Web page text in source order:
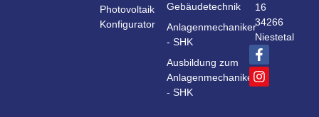
Photovoltaik
Konfigurator
Gebäudetechnik
Anlagenmechaniker
- SHK
Ausbildung zum
Anlagenmechaniker
- SHK
16
34266
Niestetal